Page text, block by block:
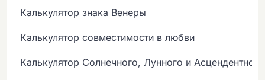
Калькулятор знака Венеры
Калькулятор совместимости в любви
Калькулятор Солнечного, Лунного и